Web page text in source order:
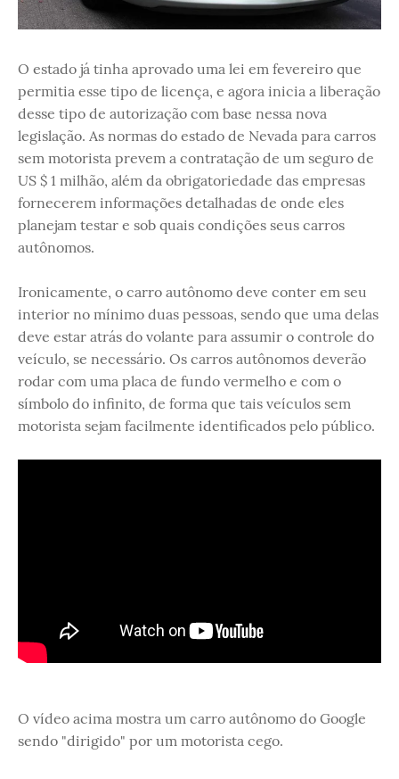
O estado já tinha aprovado uma lei em fevereiro que
permitia esse tipo de licença, e agora inicia a liberação
desse tipo de autorização com base nessa nova
legislação. As normas do estado de Nevada para carros
sem motorista prevem a contratação de um seguro de
US $ 1 milhão, além da obrigatoriedade das empresas
fornecerem informações detalhadas de onde eles
planejam testar e sob quais condições seus carros
autônomos.
Ironicamente, o carro autônomo deve conter em seu
interior no mínimo duas pessoas, sendo que uma delas
deve estar atrás do volante para assumir o controle do
veículo, se necessário. Os carros autônomos deverão
rodar com uma placa de fundo vermelho e com o
símbolo do infinito, de forma que tais veículos sem
motorista sejam facilmente identificados pelo público.
O vídeo acima mostra um carro autônomo do Google
sendo "dirigido" por um motorista cego.